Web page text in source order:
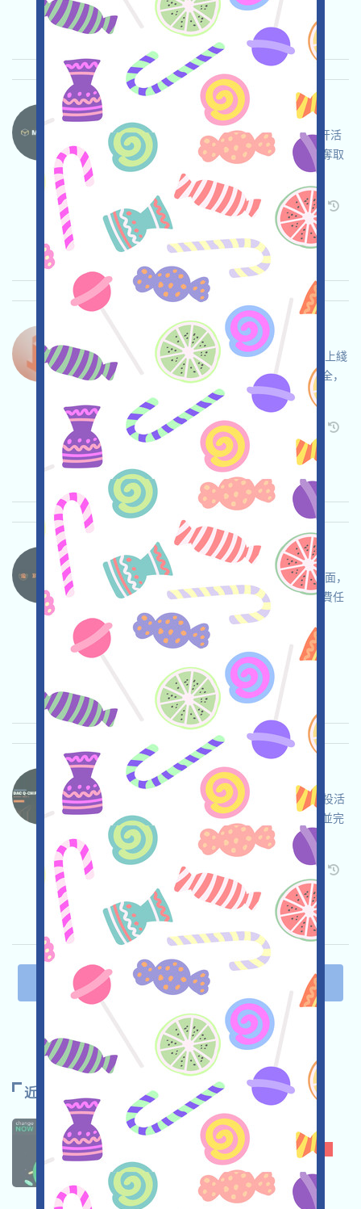
录时间: 2026/04/02
重要程度:
★★★☆3.1 查阅详情
MovitOn-MVON 语言：
MovitOn是一個基於區塊鏈的全球貨運應用，打开活
动页面，自行儘調並確保安全，完成各项任务，奪取
更多積分，邀请获得更多！
关联:需申请 Twitter ETH/ERC/EVM
邀请
收录时间: 2026/04/02
重要程度:
★★★3.0 查阅详情
Tok-Edge-Points 语言：
Tok-Edge是一個可贖回代幣的項目，正在進行預上綫
活動，該階段可以免費參與，自行儘調並確保安全，
完成各项任务，邀请获得更多！
关联: 需申请 Twitter ETH/ERC/EVM
收录时间: 2026/04/02
重要程度:
3.0 查阅详情
BtcGlobal-PROP 语言：
BtcGlobal是一個區塊鏈房地產項目，打开活动页面，
自行儘調並確保安全，注冊並登入，完成各項免費任
務，邀请获得更多！
关联: Mail 邀请
收录时间:
重要程度: ★★☆2.5 查阅详情
DAC-QE 语言：
DAC是一個量子就緒型Layer1，現在正在進行空投活
動，打开活动页面，自行儘調並確保安全，登入並完
成各項免費任務，賺取QE，邀请获得更多！
关联: Twitter ETH/ERC/EVM
邀请
收录时间: 2026/03/24
重要程度:★★☆ 查阅详情
上一页 1 2 4
下一页
近期推荐
CHANGENOW
★★☆